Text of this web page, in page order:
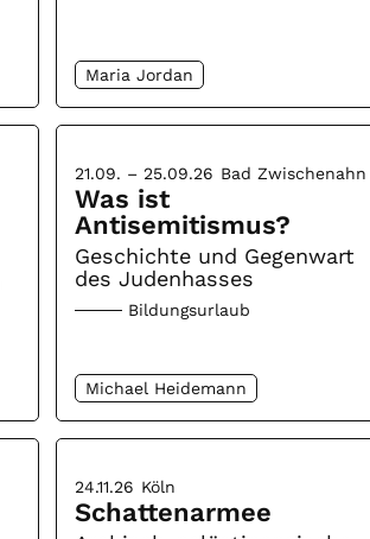
Maria Jordan
21.09. – 25.09.26 Bad Zwischenahn
Was ist
Antisemitismus?
Geschichte und Gegenwart
des Judenhasses
Bildungsurlaub
Michael Heidemann
24.11.26 Köln
Schattenarmee